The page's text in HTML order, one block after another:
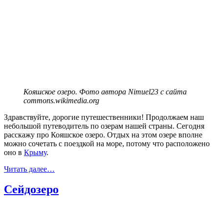
Кояшское озеро. Фото автора Nimuel23 с сайта
commons.wikimedia.org
Здравствуйте, дорогие путешественники! Продолжаем наш
небольшой путеводитель по озерам нашей страны. Сегодня
расскажу про Кояшское озеро. Отдых на этом озере вполне
можно сочетать с поездкой на море, потому что расположено
оно в Крыму.
Читать далее…
Сейдозеро